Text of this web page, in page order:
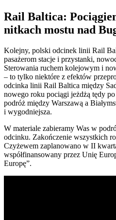
Rail Baltica:
nitkach mostu nad
Kolejny, polski odcinek linii Rail
pasażerom stacje i przystanki,
Sterowania ruchem kolejowym i
– to tylko niektóre z efektów
odcinka linii Rail Baltica między
nowego roku pociągi jeżdżą tędy
podróż między Warszawą a
i wygodniejsza.
W materiale zabieramy Was w
odcinku. Zakończenie wszystkich
Czyżewem zaplanowano w II
współfinansowany przez Unię
Europę”.